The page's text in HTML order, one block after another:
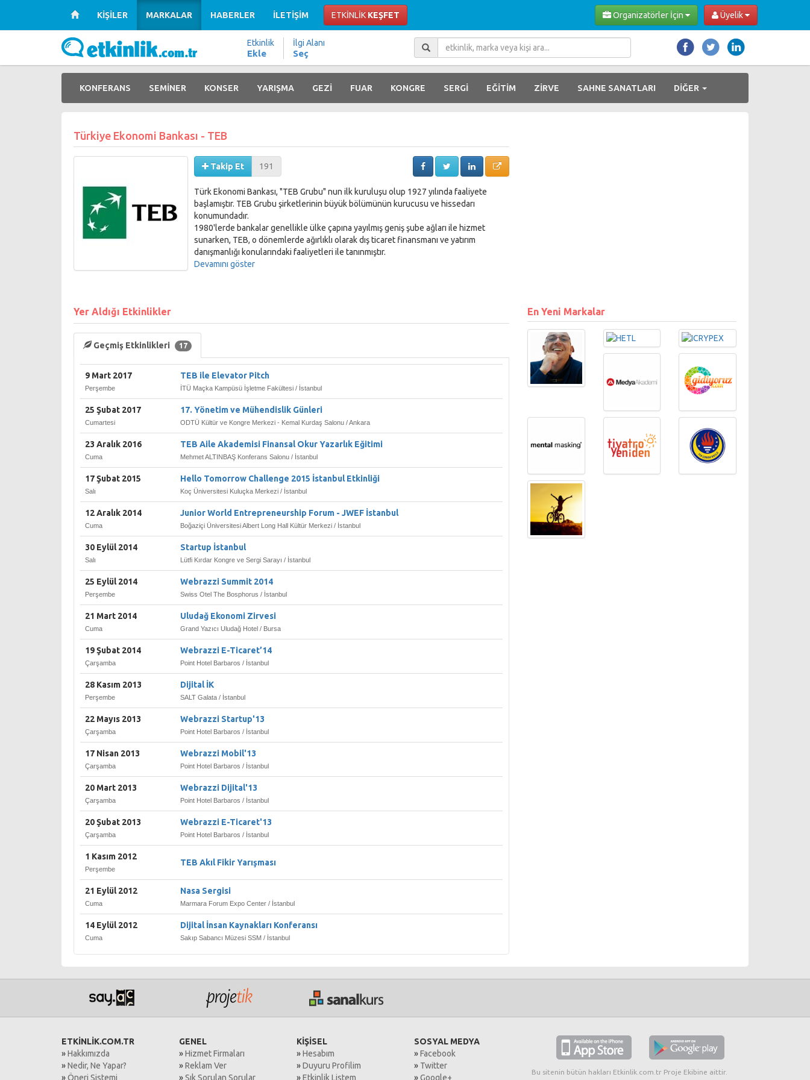
KİŞİLER MARKALAR HABERLER İLETİŞİM ETKİNLİK KEŞFET Üyelik
Organizatörler İçin
Etkinlik
Ekle
İlgi Alanı
Seç
KONFERANS SEMİNER KONSER YARIŞMA GEZİ FUAR KONGRE SERGİ EĞİTİM ZİRVE SAHNE SANATLARI DİĞER
Türkiye Ekonomi Bankası - TEB
Takip Et 191
Türk Ekonomi Bankası, "TEB Grubu" nun ilk kuruluşu olup 1927 yılında faaliyete
başlamıştır. TEB Grubu şirketlerinin büyük bölümünün kurucusu ve hissedarı
konumundadır.
1980'lerde bankalar genellikle ülke çapına yayılmış geniş şube ağları ile hizmet
sunarken, TEB, o dönemlerde ağırlıklı olarak dış ticaret finansmanı ve yatırım
danışmanlığı konularındaki faaliyetleri ile tanınmıştır.
Devamını göster
Yer Aldığı Etkinlikler
Geçmiş Etkinlikleri 17
9 Mart 2017
Perşembe
TEB ile Elevator Pitch
İTÜ Maçka Kampüsü İşletme Fakültesi / İstanbul
25 Şubat 2017
Cumartesi
17. Yönetim ve Mühendislik Günleri
ODTÜ Kültür ve Kongre Merkezi - Kemal Kurdaş Salonu / Ankara
23 Aralık 2016
Cuma
TEB Aile Akademisi Finansal Okur Yazarlık Eğitimi
Mehmet ALTINBAŞ Konferans Salonu / İstanbul
17 Şubat 2015
Salı
Hello Tomorrow Challenge 2015 İstanbul Etkinliği
Koç Üniversitesi Kuluçka Merkezi / İstanbul
12 Aralık 2014
Cuma
Junior World Entrepreneurship Forum - JWEF İstanbul
Boğaziçi Üniversitesi Albert Long Hall Kültür Merkezi / İstanbul
30 Eylül 2014
Salı
Startup İstanbul
Lütfi Kırdar Kongre ve Sergi Sarayı / İstanbul
25 Eylül 2014
Perşembe
Webrazzi Summit 2014
Swiss Otel The Bosphorus / İstanbul
21 Mart 2014
Cuma
Uludağ Ekonomi Zirvesi
Grand Yazıcı Uludağ Hotel / Bursa
19 Şubat 2014
Çarşamba
Webrazzi E-Ticaret’14
Point Hotel Barbaros / İstanbul
28 Kasım 2013
Perşembe
Dijital İK
SALT Galata / İstanbul
22 Mayıs 2013
Çarşamba
Webrazzi Startup'13
Point Hotel Barbaros / İstanbul
17 Nisan 2013
Çarşamba
Webrazzi Mobil'13
Point Hotel Barbaros / İstanbul
20 Mart 2013
Çarşamba
Webrazzi Dijital'13
Point Hotel Barbaros / İstanbul
20 Şubat 2013
Çarşamba
Webrazzi E-Ticaret'13
Point Hotel Barbaros / İstanbul
1 Kasım 2012
Perşembe
TEB Akıl Fikir Yarışması
21 Eylül 2012
Cuma
Nasa Sergisi
Marmara Forum Expo Center / İstanbul
14 Eylül 2012
Cuma
Dijital İnsan Kaynakları Konferansı
Sakıp Sabancı Müzesi SSM / İstanbul
En Yeni Markalar
ETKİNLİK.COM.TR
»Hakkımızda
»Nedir, Ne Yapar?
»Öneri Sistemi
GENEL
»Hizmet Firmaları
»Reklam Ver
»Sık Sorulan Sorular
KİŞİSEL
»Hesabım
»Duyuru Profilim
»Etkinlik Listem
SOSYAL MEDYA
»Facebook
» Twitter
»Google+
Bu sitenin bütün hakları Etkinlik.com.tr Proje Ekibine aittir.